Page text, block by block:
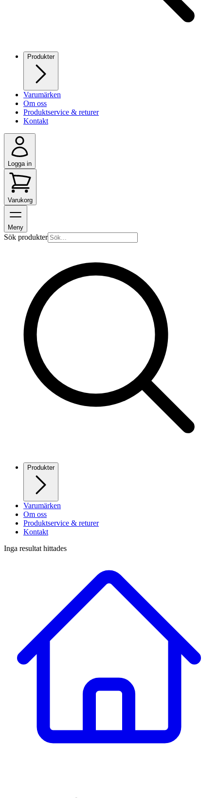
Produkter
Varumärken
Om oss
Produktservice & returer
Kontakt
Logga in
Varukorg
Meny
Sök produkter
Produkter
Varumärken
Om oss
Produktservice & returer
Kontakt
Inga resultat hittades